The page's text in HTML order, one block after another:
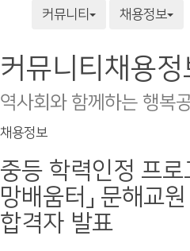
커뮤니티
채용정보
커뮤니티 채용정
역사회와 함께하는 행복
채용정보
중등 학력인정 프로
망배움터」 문해교
합격자 발표